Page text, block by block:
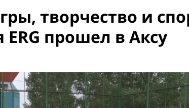
творчество и
прошел в Аксу